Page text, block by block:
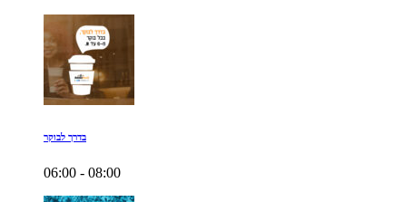
בדרך לבוקר
06:00 - 08:00